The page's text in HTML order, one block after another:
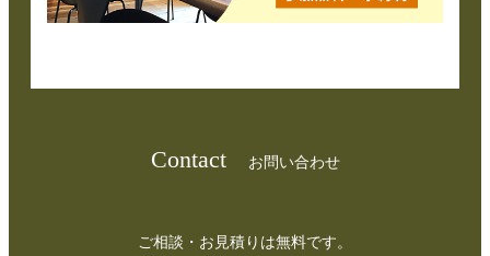
Contact お問い合わせ
ご相談・お見積りは無料です。